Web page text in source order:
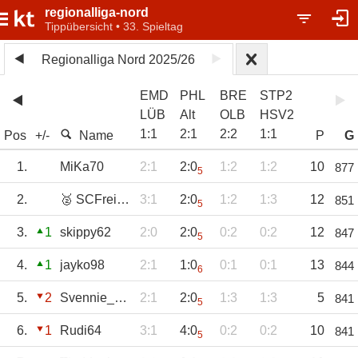
regionalliga-nord
Tippübersicht • 33. Spieltag
Regionalliga Nord 2025/26
Pos +/- Name
EMD
LÜB
1:1
PHL
Alt
2:1
BRE
OLB
2:2
STP2
HSV2
1:1 P G
1. MiKa70 2:1 2:05 1:2 1:2 10 877
2. 🥈 SCFreiburg 3:1 2:05 1:2 1:3 12 851
3. 1 skippy62 2:0 2:05 0:2 0:2 12 847
4. 1 jayko98 2:1 1:06 0:1 0:1 13 844
5. 2 Svennie_1970 2:1 2:05 1:3 1:3 5 841
6. 1 Rudi64 3:1 4:05 0:2 0:2 10 841